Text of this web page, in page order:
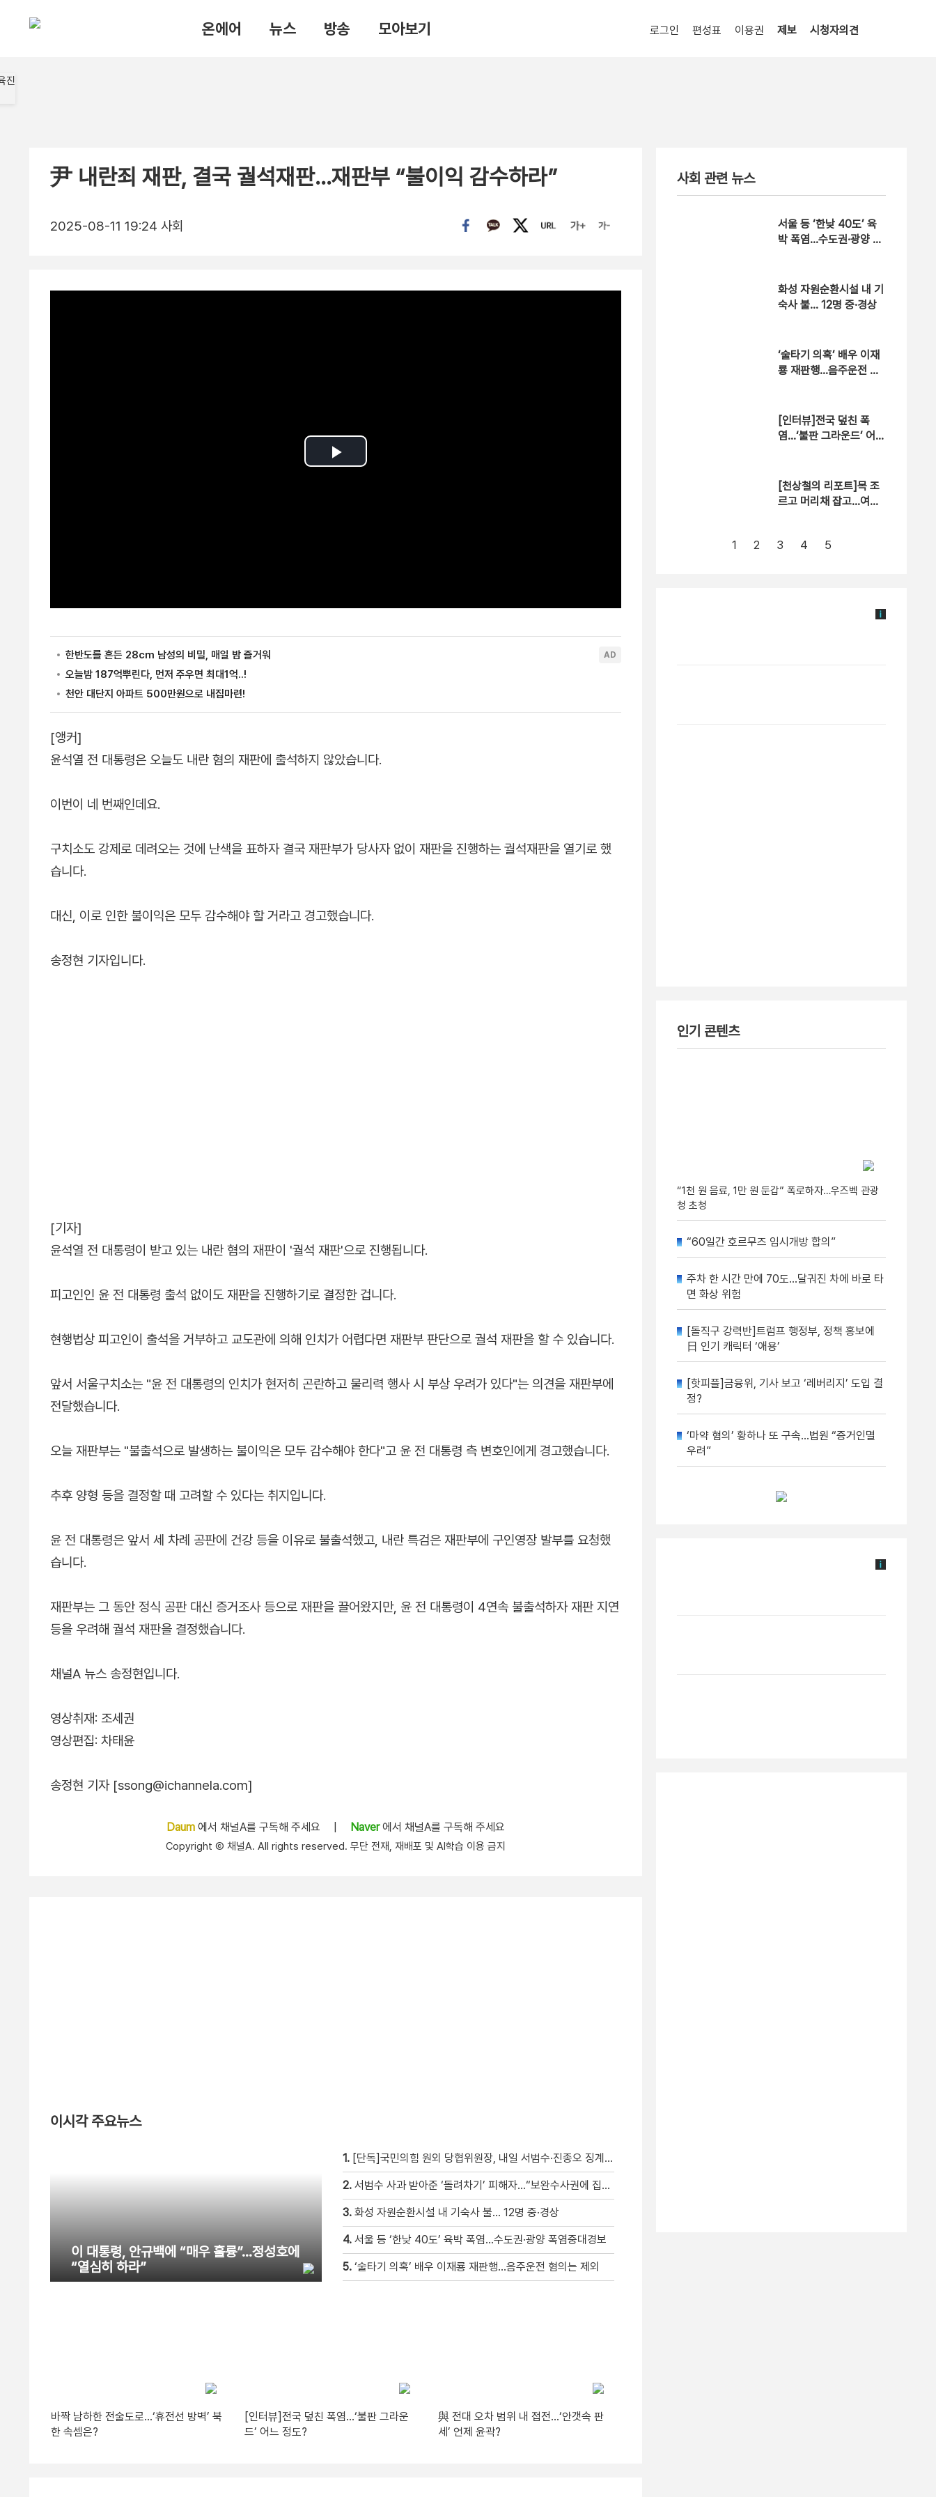
온에어 뉴스 방송 모아보기 로그인 편성표 이용권 제보 시청자의견
尹 내란죄 재판, 결국 궐석재판…재판부 “불이익 감수하라”
2025-08-11 19:24 사회
[앵커]
윤석열 전 대통령은 오늘도 내란 혐의 재판에 출석하지 않았습니다.
이번이 네 번째인데요.
구치소도 강제로 데려오는 것에 난색을 표하자 결국 재판부가 당사자 없이 재판을 진행하는 궐석재판을 열기로 했
습니다.
대신, 이로 인한 불이익은 모두 감수해야 할 거라고 경고했습니다.
송정현 기자입니다.
[기자]
윤석열 전 대통령이 받고 있는 내란 혐의 재판이 '궐석 재판'으로 진행됩니다.
피고인인 윤 전 대통령 출석 없이도 재판을 진행하기로 결정한 겁니다.
현행법상 피고인이 출석을 거부하고 교도관에 의해 인치가 어렵다면 재판부 판단으로 궐석 재판을 할 수 있습니다.
앞서 서울구치소는 "윤 전 대통령의 인치가 현저히 곤란하고 물리력 행사 시 부상 우려가 있다"는 의견을 재판부에
전달했습니다.
오늘 재판부는 "불출석으로 발생하는 불이익은 모두 감수해야 한다"고 윤 전 대통령 측 변호인에게 경고했습니다.
추후 양형 등을 결정할 때 고려할 수 있다는 취지입니다.
윤 전 대통령은 앞서 세 차례 공판에 건강 등을 이유로 불출석했고, 내란 특검은 재판부에 구인영장 발부를 요청했
습니다.
재판부는 그 동안 정식 공판 대신 증거조사 등으로 재판을 끌어왔지만, 윤 전 대통령이 4연속 불출석하자 재판 지연
등을 우려해 궐석 재판을 결정했습니다.
채널A 뉴스 송정현입니다.
영상취재: 조세권
영상편집: 차태윤
송정현 기자 [ssong@ichannela.com]
Daum 에서 채널A를 구독해 주세요 Naver에서 채널A를 구독해 주세요
Copyright Ⓒ 채널A. All rights reserved. 무단 전재, 재배포 및 AI학습 이용 금지
이시각 주요뉴스
이 대통령, 안규백에 “매우 훌륭”…정성호에
“열심히 하라”
1. [단독]국민의힘 원외 당협위원장, 내일 서범수·진종오 징계 요청 제소서 제출
2. 서범수 사과 받아준 ‘돌려차기’ 피해자…“보완수사권에 집중”
3. 화성 자원순환시설 내 기숙사 불… 12명 중·경상
4. 서울 등 ‘한낮 40도’ 육박 폭염…수도권·광양 폭염중대경보
5. ‘술타기 의혹’ 배우 이재룡 재판행…음주운전 혐의는 제외
바짝 남하한 전술도로…‘휴전선 방벽’ 북
한 속셈은?
[인터뷰]전국 덮친 폭염…‘불판 그라운
드’ 어느 정도?
與 전대 오차 범위 내 접전…‘안갯속 판
세’ 언제 윤곽?
사회 관련 뉴스
서울 등 ‘한낮 40도’ 육
박 폭염…수도권·광양 폭
화성 자원순환시설 내 기
숙사 불… 12명 중·경상
‘술타기 의혹’ 배우 이재
룡 재판행…음주운전 혐
[인터뷰]전국 덮친 폭
염…‘불판 그라운드’ 어느
[천상철의 리포트]목 조
르고 머리채 잡고…여성
1 2 3 4 5
인기 콘텐츠
“1천 원 음료, 1만 원 둔갑” 폭로하자…우즈벡 관광
청 초청
“60일간 호르무즈 임시개방 합의”
주차 한 시간 만에 70도…달궈진 차에 바로 타
면 화상 위험
[돌직구 강력반]트럼프 행정부, 정책 홍보에
日 인기 캐릭터 ‘애용’
[핫피플]금융위, 기사 보고 ‘레버리지’ 도입 결
정?
‘마약 혐의’ 황하나 또 구속…법원 “증거인멸
우려”